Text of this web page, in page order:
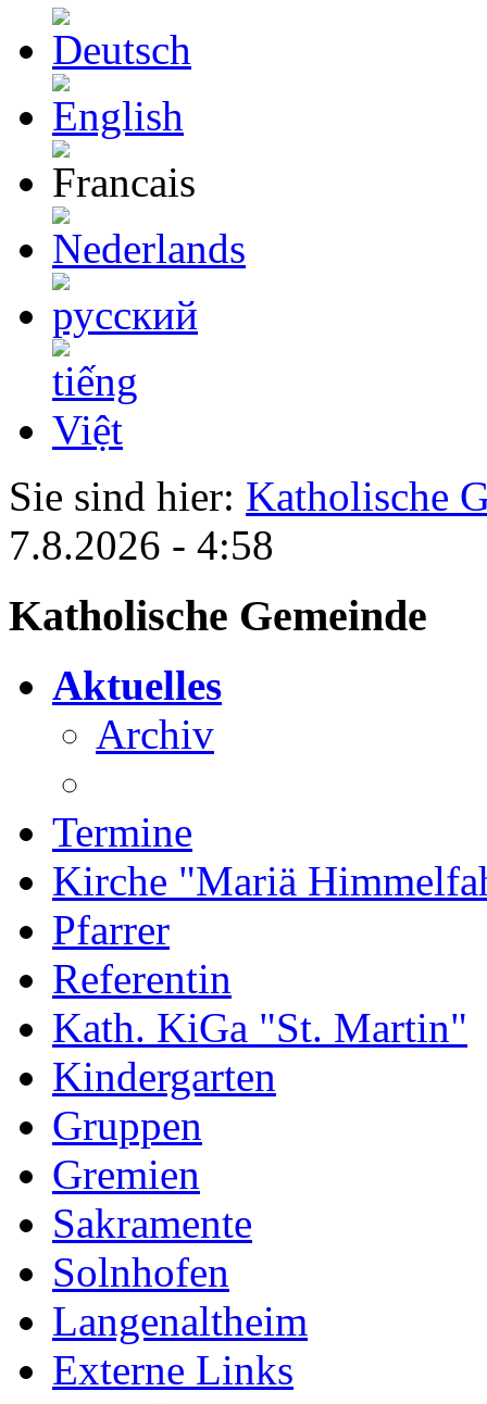
Sie sind hier: Katholische
7.8.2026 - 4:58
Katholische Gemeinde
Aktuelles
Archiv
Termine
Kirche "Mariä
Pfarrer
Referentin
Kath. KiGa "St. Martin"
Kindergarten
Gruppen
Gremien
Sakramente
Solnhofen
Langenaltheim
Externe Links